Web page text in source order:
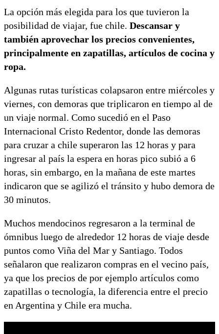
La opción más elegida para los que tuvieron la
posibilidad de viajar, fue chile. Descansar y
también aprovechar los precios convenientes,
principalmente en zapatillas, artículos de cocina y
ropa.
Algunas rutas turísticas colapsaron entre miércoles y
viernes, con demoras que triplicaron en tiempo al de
un viaje normal. Como sucedió en el Paso
Internacional Cristo Redentor, donde las demoras
para cruzar a chile superaron las 12 horas y para
ingresar al país la espera en horas pico subió a 6
horas, sin embargo, en la mañana de este martes
indicaron que se agilizó el tránsito y hubo demora de
30 minutos.
Muchos mendocinos regresaron a la terminal de
ómnibus luego de alrededor 12 horas de viaje desde
puntos como Viña del Mar y Santiago. Todos
señalaron que realizaron compras en el vecino país,
ya que los precios de por ejemplo artículos como
zapatillas o tecnología, la diferencia entre el precio
en Argentina y Chile era mucha.